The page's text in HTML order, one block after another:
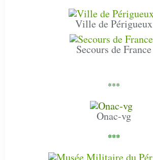
Ville de Périgueux
Secours de France
***
Onac-vg
***